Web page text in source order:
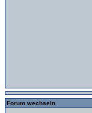
Forum wechseln